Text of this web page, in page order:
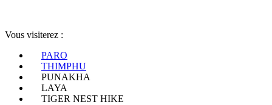
Vous visiterez :
PARO
THIMPHU
PUNAKHA
LAYA
TIGER NEST HIKE